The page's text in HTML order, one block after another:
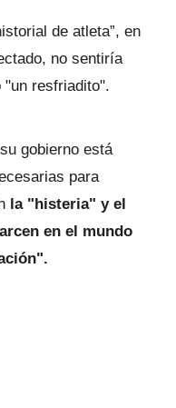
de atleta”, en
no sentiría
"un resfriadito".
gobierno está
para
la "histeria" y el
en el mundo